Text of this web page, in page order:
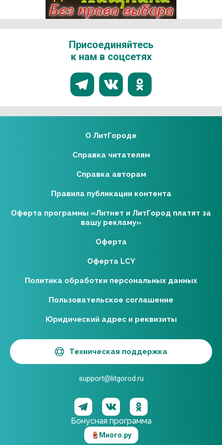
Присоединяйтесь
к нам в соцсетях
Реклама 16+ АО «ЛитГород»
Бонусная программа
Много.ру
О ЛитГороде
Справка читателям
Справка авторам
Правила публикации контента
Оферта программы «Литнет и ЛитГород платят за
вашу рекламу»
Оферта
Оферта LCY
Политика обработки персональных данных
Пользовательское соглашение
Юридический адрес и реквизиты
Техническая поддержка
support@litgorod.ru